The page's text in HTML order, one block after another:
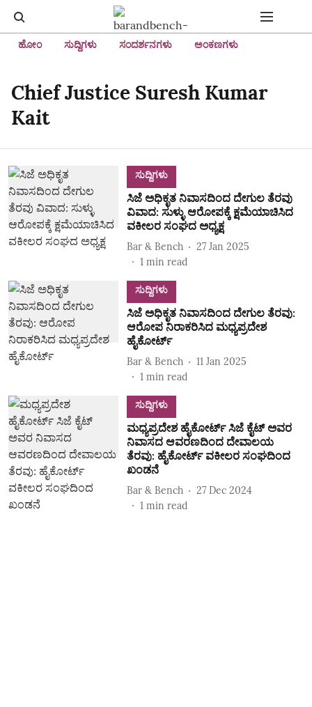
ಹೋಂ ಸುದ್ದಿಗಳು ಸಂದರ್ಶನಗಳು ಅಂಕಣಗಳು
Chief Justice Suresh Kumar
Kait
ಸುದ್ದಿಗಳು
ಸಿಜೆ ಅಧಿಕೃತ ನಿವಾಸದಿಂದ ದೇಗುಲ ತೆರವು
ವಿವಾದ: ಸುಳ್ಳು ಆರೋಪಕ್ಕೆ ಕ್ಷಮೆಯಾಚಿಸಿದ
ವಕೀಲರ ಸಂಘದ ಅಧ್ಯಕ್ಷ
Bar & Bench
27 Jan 2025
1 min read
ಸುದ್ದಿಗಳು
ಸಿಜೆ ಅಧಿಕೃತ ನಿವಾಸದಿಂದ ದೇಗುಲ ತೆರವು:
ಆರೋಪ ನಿರಾಕರಿಸಿದ ಮಧ್ಯಪ್ರದೇಶ
ಹೈಕೋರ್ಟ್
Bar & Bench
11 Jan 2025
1 min read
ಸುದ್ದಿಗಳು
ಮಧ್ಯಪ್ರದೇಶ ಹೈಕೋರ್ಟ್‌ ಸಿಜೆ ಕೈಟ್‌ ಅವರ
ನಿವಾಸದ ಆವರಣದಿಂದ ದೇವಾಲಯ
ತೆರವು: ಹೈಕೋರ್ಟ್‌ ವಕೀಲರ ಸಂಘದಿಂದ
ಖಂಡನೆ
Bar & Bench
27 Dec 2024
1 min read